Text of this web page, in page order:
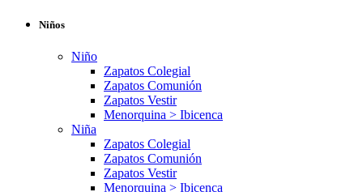
Niños
Niño
Zapatos Colegial
Zapatos Comunión
Zapatos Vestir
Menorquina > Ibicenca
Niña
Zapatos Colegial
Zapatos Comunión
Zapatos Vestir
Menorquina > Ibicenca